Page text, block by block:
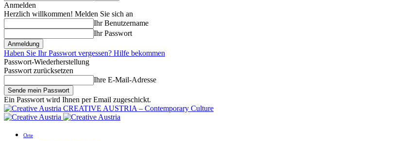
Anmelden
Herzlich willkommen! Melden Sie sich an
Ihr Benutzername
Ihr Passwort
Haben Sie Ihr Passwort vergessen? Hilfe bekommen
Passwort-Wiederherstellung
Passwort zurücksetzen
Ihre E-Mail-Adresse
Ein Passwort wird Ihnen per Email zugeschickt.
CREATIVE AUSTRIA – Contemporary Culture
Orte